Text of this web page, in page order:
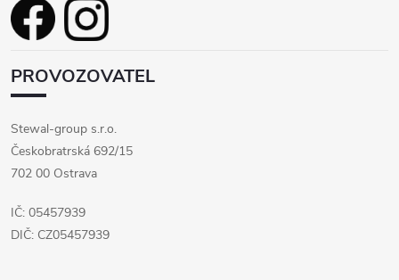
PROVOZOVATEL
Stewal-group s.r.o.
Českobratrská 692/15
702 00 Ostrava
IČ: 05457939
DIČ: CZ05457939